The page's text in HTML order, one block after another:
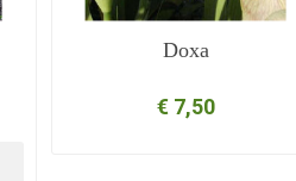
Doxa
€ 7,50